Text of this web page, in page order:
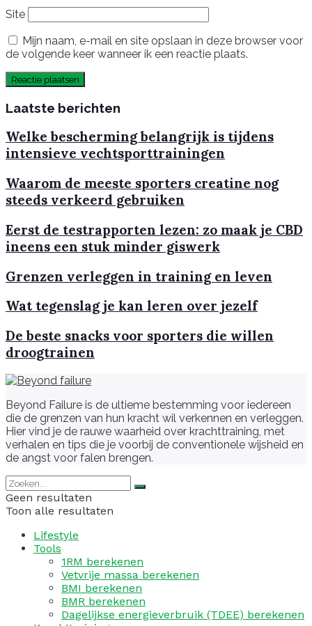
Site
Mijn naam, e-mail en site opslaan in deze browser voor
de volgende keer wanneer ik een reactie plaats.
Laatste berichten
Welke bescherming belangrijk is tijdens
intensieve vechtsporttrainingen
Waarom de meeste sporters creatine nog
steeds verkeerd gebruiken
Eerst de testrapporten lezen: zo maak je CBD
ineens een stuk minder giswerk
Grenzen verleggen in training en leven
Wat tegenslag je kan leren over jezelf
De beste snacks voor sporters die willen
droogtrainen
Beyond Failure is de ultieme bestemming voor iedereen
die de grenzen van hun kracht wil verkennen en verleggen.
Hier vind je de rauwe waarheid over krachttraining, met
verhalen en tips die je voorbij de conventionele wijsheid en
de angst voor falen brengen.
Geen resultaten
Toon alle resultaten
Lifestyle
Tools
1RM berekenen
Vetvrije massa berekenen
BMI berekenen
BMR berekenen
Dagelijkse energieverbruik (TDEE) berekenen